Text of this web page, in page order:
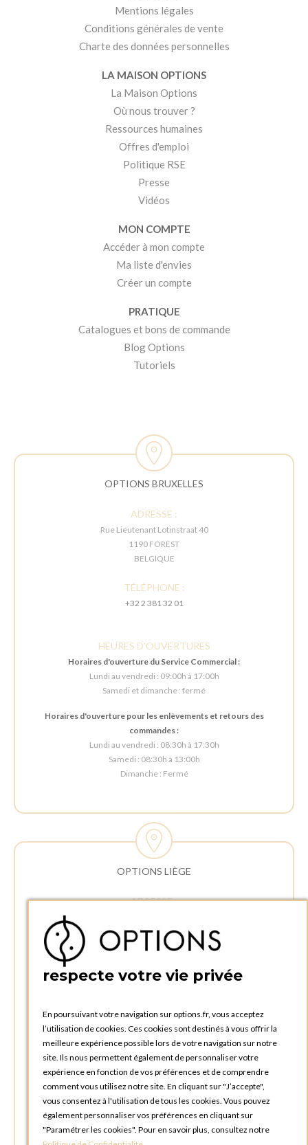
Mentions légales
Conditions générales de vente
Charte des données personnelles
LA MAISON OPTIONS
La Maison Options
Où nous trouver ?
Ressources humaines
Offres d'emploi
Politique RSE
Presse
Vidéos
MON COMPTE
Accéder à mon compte
Ma liste d'envies
Créer un compte
PRATIQUE
Catalogues et bons de commande
Blog Options
Tutoriels
OPTIONS BRUXELLES
ADRESSE :
Rue Lieutenant Lotinstraat 40
1190 FOREST
BELGIQUE
TÉLÉPHONE :
+32 2 381 32 01
HEURES D'OUVERTURES
Horaires d'ouverture du Service Commercial :
Lundi au vendredi : 09:00h à 17:00h
Samedi et dimanche : fermé
Horaires d'ouverture pour les enlèvements et retours des
commandes :
Lundi au vendredi : 08:30h à 17:30h
Samedi : 08:30h à 13:00h
Dimanche : Fermé
OPTIONS LIÈGE
ADRESSE :
4340 AWANS (Othée)
BELGIQUE
TÉLÉPHONE :
HEURES D'OUVERTURES
Horaires d'ouverture du Service Commercial :
Lundi au vendredi : 09:00h à 17:00h
Samedi et dimanche : Fermé
Horaires d'ouverture pour les enlèvements et retours des
commandes :
Lundi au vendredi : 08:30h à 17:30h
respecte votre vie privée
En poursuivant votre navigation sur options.fr, vous acceptez
l’utilisation de cookies. Ces cookies sont destinés à vous offrir la
meilleure expérience possible lors de votre navigation sur notre
site. Ils nous permettent également de personnaliser votre
expérience en fonction de vos préférences et de comprendre
comment vous utilisez notre site. En cliquant sur "J’accepte",
vous consentez à l'utilisation de tous les cookies. Vous pouvez
également personnaliser vos préférences en cliquant sur
"Paramétrer les cookies". Pour en savoir plus, consultez notre